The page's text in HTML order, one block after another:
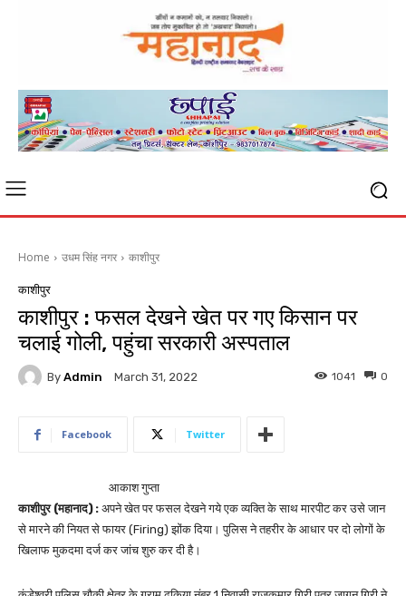
Home उधम सिंह नगर काशीपुर
काशीपुर
काशीपुर : फसल देखने खेत पर गए किसान पर
चलाई गोली, पहुंचा सरकारी अस्पताल
By Admin March 31, 2022 0
1041
Facebook Twitter
आकाश गुप्ता
काशीपुर (महानाद) : अपने खेत पर फसल देखने गये एक व्यक्ति के साथ मारपीट कर उसे जान
से मारने की नियत से फायर (Firing) झोंक दिया। पुलिस ने तहरीर के आधार पर दो लोगों के
खिलाफ मुकदमा दर्ज कर जांच शुरु कर दी है।